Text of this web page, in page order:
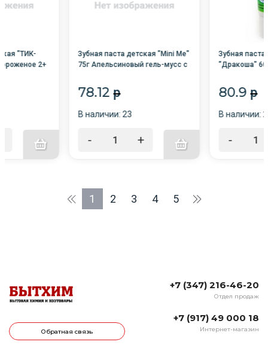
"ТИК-
2+
Зубная паста детская "Mini Me"
75г Апельсиновый гель-мусс с
78.12 p
В наличии: 23
- +
Зубная паста
"Дракоша"
80.9 p
В наличии:
-
1 2 3 4 5
Обратная связь
+7 (347) 216-46-20
Отдел продаж
+7 (917) 49 000 18
Интернет-магазин